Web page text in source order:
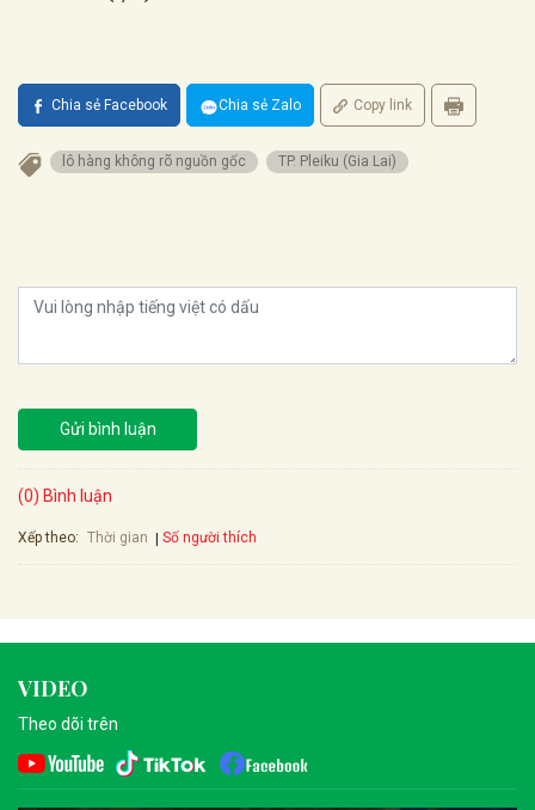
Chia sẻ Facebook Chia sẻ Zalo Copy link
lô hàng không rõ nguồn gốc TP. Pleiku (Gia Lai)
Gửi bình luận
(0) Bình luận
Xếp theo: Thời gian Số người thích
VIDEO
Theo dõi trên